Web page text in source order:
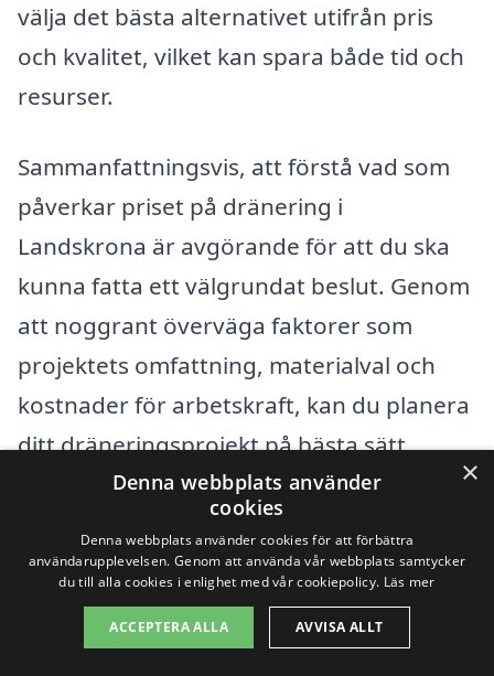
välja det bästa alternativet utifrån pris
och kvalitet, vilket kan spara både tid och
resurser.
Sammanfattningsvis, att förstå vad som
påverkar priset på dränering i
Landskrona är avgörande för att du ska
kunna fatta ett välgrundat beslut. Genom
att noggrant överväga faktorer som
projektets omfattning, materialval och
kostnader för arbetskraft, kan du planera
ditt dräneringsprojekt på bästa sätt.
Använd vår tjänst för att hitta pålitliga och
professionella företag som kan hjälpa dig
med din dränering.
Få 3 erbjudanden, gratis och utan
×
Denna webbplats använder
cookies
Denna webbplats använder cookies för att förbättra
användarupplevelsen. Genom att använda vår webbplats samtycker
du till alla cookies i enlighet med vår cookiepolicy. Läs mer
ACCEPTERA ALLA AVVISA ALLT